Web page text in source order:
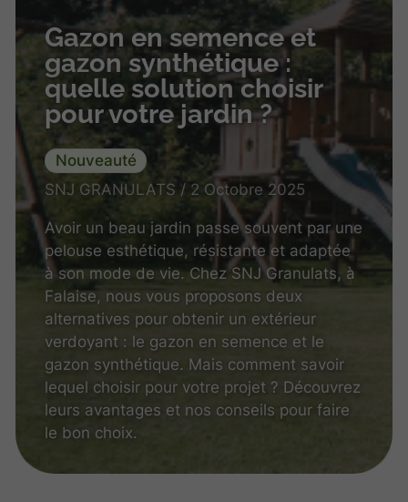
Gazon en semence et
gazon synthétique :
quelle solution choisir
pour votre jardin ?
Nouveauté
SNJ GRANULATS / 2 Octobre 2025
Avoir un beau jardin passe souvent par une
pelouse esthétique, résistante et adaptée
à son mode de vie. Chez SNJ Granulats, à
Falaise, nous vous proposons deux
alternatives pour obtenir un extérieur
verdoyant : le gazon en semence et le
gazon synthétique. Mais comment savoir
lequel choisir pour votre projet ? Découvrez
leurs avantages et nos conseils pour faire
le bon choix.